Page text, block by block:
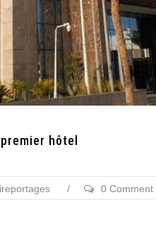
hôtel
/ 0 Comment